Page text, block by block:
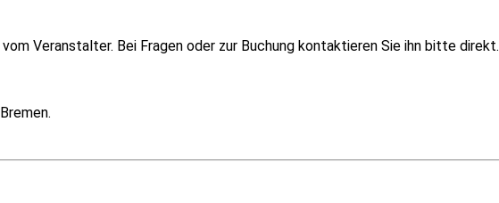
Veranstalter. Bei Fragen oder zur Buchung kontaktieren Sie ihn bitte direkt.